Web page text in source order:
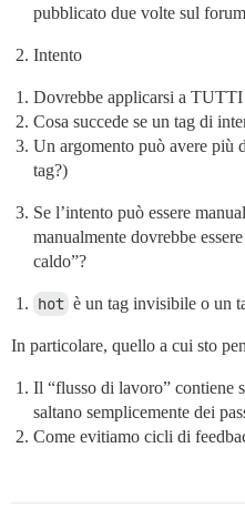
pubblicato due volte sul
Intento
Dovrebbe applicarsi a
Cosa succede se un tag di
Un argomento può avere più
tag?)
Se l’intento può essere
manualmente dovrebbe
caldo”?
hot è un tag invisibile o un
In particolare, quello a cui sto
Il “flusso di lavoro” contiene
saltano semplicemente dei
Come evitiamo cicli di